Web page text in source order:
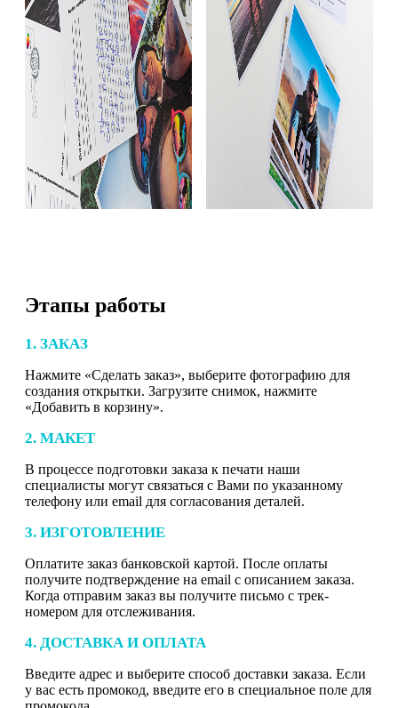
Этапы работы
1. ЗАКАЗ
Нажмите «Сделать заказ», выберите фотографию для
создания открытки. Загрузите снимок, нажмите
«Добавить в корзину».
2. МАКЕТ
В процессе подготовки заказа к печати наши
специалисты могут связаться с Вами по указанному
телефону или email для согласования деталей.
3. ИЗГОТОВЛЕНИЕ
Оплатите заказ банковской картой. После оплаты
получите подтверждение на email с описанием заказа.
Когда отправим заказ вы получите письмо с трек-
номером для отслеживания.
4. ДОСТАВКА И ОПЛАТА
Введите адрес и выберите способ доставки заказа. Если
у вас есть промокод, введите его в специальное поле для